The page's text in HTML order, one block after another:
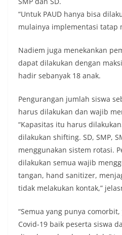
“Untuk PAUD hanya bisa
mulainya implementasi tatap
Nadiem juga menekankan
dapat dilakukan dengan
hadir sebanyak 18 anak.
Pengurangan jumlah siswa
harus dilakukan dan wajib
“Kapasitas itu harus
dilakukan shifting. SD, SMP,
menggunakan sistem rotasi.
dilakukan semua wajib
tangan, hand sanitizer,
tidak melakukan kontak,”
“Semua yang punya
Covid-19 baik peserta siswa